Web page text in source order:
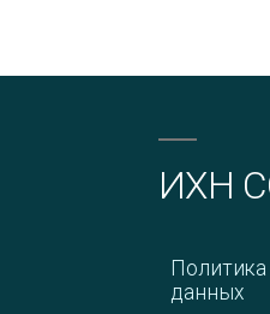
ИХН
данных